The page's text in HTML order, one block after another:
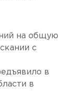
на общую
с
в
в